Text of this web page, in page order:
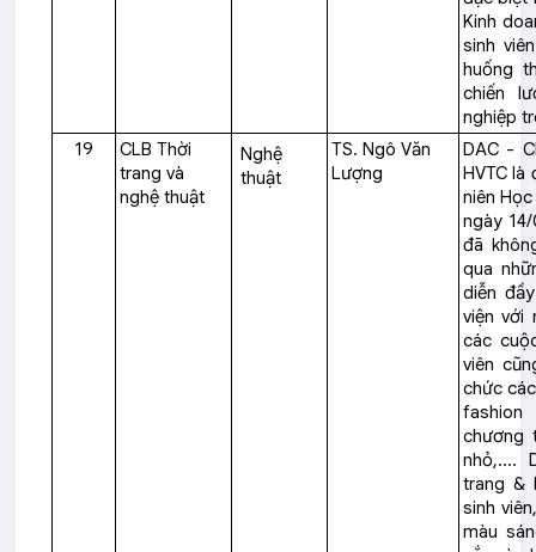
Kinh
sinh
huống
chiến
nghiệp
19
CLB Thời
trang và
nghệ thuật
Nghệ
thuật
TS. Ngô Văn
Lượng
DAC -
HVTC
niên
ngày
đã
qua
diễn
viện với
các
viên
chức
fashion
chương
nhỏ,....
trang &
sinh
màu